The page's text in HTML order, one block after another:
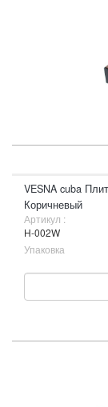
VESNA cuba
Коричневый
Артикул :
H-002W
Упаковка